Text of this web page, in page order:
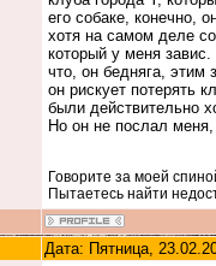
его собаке, конечно,
хотя на самом деле
который у меня
что, он бедняга, этим
он рискует потерять
были действительно
Но он не послал
Говорите за моей
Пытаетесь найти
Дата: Пятница,